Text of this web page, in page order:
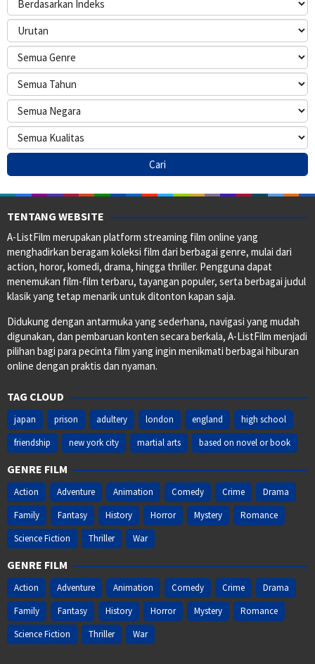
TENTANG WEBSITE
A-ListFilm merupakan platform streaming film online yang
menghadirkan beragam koleksi film dari berbagai genre, mulai dari
action, horor, komedi, drama, hingga thriller. Pengguna dapat
menemukan film-film terbaru, tayangan populer, serta berbagai judul
klasik yang tetap menarik untuk ditonton kapan saja.
Didukung dengan antarmuka yang sederhana, navigasi yang mudah
digunakan, dan pembaruan konten secara berkala, A-ListFilm menjadi
pilihan bagi para pecinta film yang ingin menikmati berbagai hiburan
online dengan praktis dan nyaman.
TAG CLOUD
japan prison adultery london england
high school
friendship
new york city martial arts based on novel or book
GENRE FILM
Action Adventure Animation Comedy Crime
Drama
Family
Fantasy History Horror Mystery
Romance
Science Fiction
Thriller War
GENRE FILM
Action Adventure Animation Comedy Crime
Drama
Family
Fantasy History Horror Mystery
Romance
Science Fiction
Thriller War